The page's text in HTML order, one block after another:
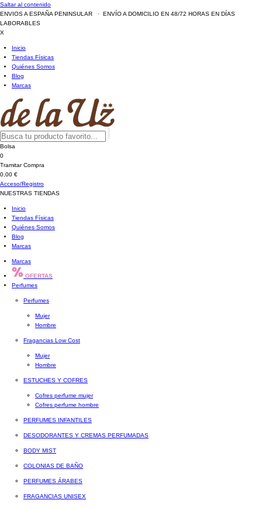
Saltar al contenido
ENVIOS A ESPAÑA PENINSULAR · ENVÍO A DOMICILIO EN 48/72 HORAS EN DÍAS
LABORABLES
X
Inicio
Tiendas Físicas
Quiénes Somos
Blog
Marcas
Bolsa
0
Tramitar Compra
0,00 €
Acceso/Registro
NUESTRAS TIENDAS
Inicio
Tiendas Físicas
Quiénes Somos
Blog
Marcas
Marcas
OFERTAS
Perfumes
Perfumes
Mujer
Hombre
Fragancias Low Cost
Mujer
Hombre
ESTUCHES Y COFRES
Cofres perfume mujer
Cofres perfume hombre
PERFUMES INFANTILES
DESODORANTES Y CREMAS PERFUMADAS
BODY MIST
COLONIAS DE BAÑO
PERFUMES ÁRABES
FRAGANCIAS UNISEX